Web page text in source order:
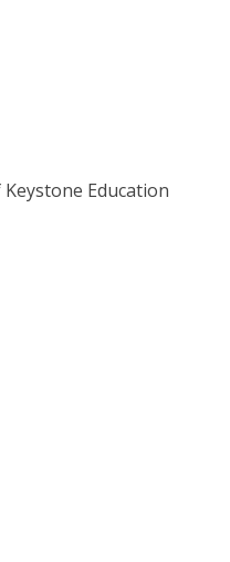
Education